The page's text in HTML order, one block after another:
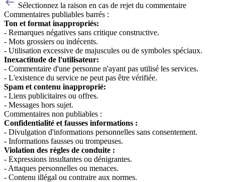
Sélectionnez la raison en cas de rejet du commentaire
Commentaires publiables barrés :
Ton et format inappropriés:
- Remarques négatives sans critique constructive.
- Mots grossiers ou indécents.
- Utilisation excessive de majuscules ou de symboles spéciaux.
Inexactitude de l'utilisateur:
- Commentaire d'une personne n'ayant pas utilisé les services.
- L'existence du service ne peut pas être vérifiée.
Spam et contenu inapproprié:
- Liens publicitaires ou offres.
- Messages hors sujet.
Commentaires non publiables :
Confidentialité et fausses informations :
- Divulgation d'informations personnelles sans consentement.
- Informations fausses ou trompeuses.
Violation des règles de conduite :
- Expressions insultantes ou dénigrantes.
- Attaques personnelles ou menaces.
- Contenu illégal ou contraire aux normes.